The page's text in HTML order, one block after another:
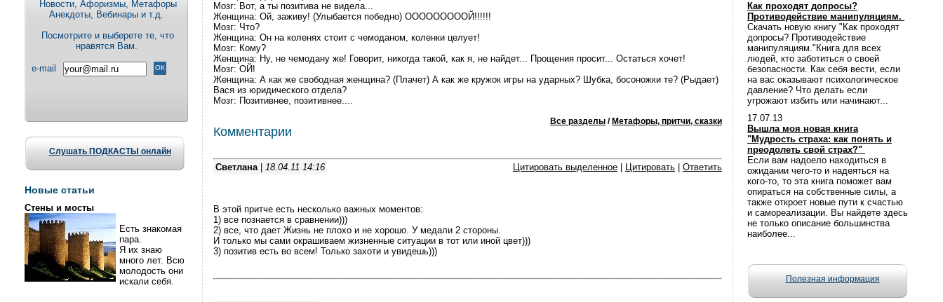
Новости, Aфоризмы, Метафоры
Анекдоты, Вебинары и т.д.
Посмотрите и выберете те, что
нравятся Вам.
e-mail
Слушать ПОДКАСТЫ онлайн
Новые статьи
Стены и мосты
Есть знакомая
пара.
Я их знаю
много лет. Всю
молодость они
искали себя.
Мозг: Вот, а ты позитива не видела...
Женщина: Ой, заживу! (Улыбается победно) ОООООООООЙ!!!!!!
Мозг: Что?
Женщина: Он на коленях стоит с чемоданом, коленки целует!
Мозг: Кому?
Женщина: Ну, не чемодану же! Говорит, никогда такой, как я, не найдет... Прощения просит... Остаться хочет!
Мозг: ОЙ!
Женщина: А как же свободная женщина? (Плачет) А как же кружок игры на ударных? Шубка, босоножки те? (Рыдает)
Вася из юридического отдела?
Мозг: Позитивнее, позитивнее....
Все разделы / Метафоры, притчи, сказки
Комментарии
Светлана 18.04.11 14:16 Цитировать выделенное Цитировать Ответить
В этой притче есть несколько важных моментов:
1) все познается в сравнении)))
2) все, что дает Жизнь не плохо и не хорошо. У медали 2 стороны.
И только мы сами окрашиваем жизненные ситуации в тот или иной цвет)))
3) позитив есть во всем! Только захоти и увидешь)))
Как проходят допросы?
Противодействие манипуляциям.
Скачать новую книгу "Как проходят
допросы? Противодействие
манипуляциям."Книга для всех
людей, кто заботиться о своей
безопасности. Как себя вести, если
на вас оказывают психологическое
давление? Что делать если
угрожают избить или начинают...
17.07.13
Вышла моя новая книга
"Мудрость страха: как понять и
преодолеть свой страх?"
Если вам надоело находиться в
ожидании чего-то и надеяться на
кого-то, то эта книга поможет вам
опираться на собственные силы, а
также откроет новые пути к счастью
и самореализации. Вы найдете здесь
не только описание большинства
наиболее...
Полезная информация